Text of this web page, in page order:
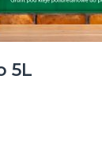
5L